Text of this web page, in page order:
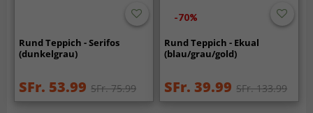
Rund Teppich - Serifos
(dunkelgrau)
SFr. 53.99 SFr. 75.99
-70%
Rund Teppich - Ekual
(blau/grau/gold)
SFr. 39.99 SFr. 133.99